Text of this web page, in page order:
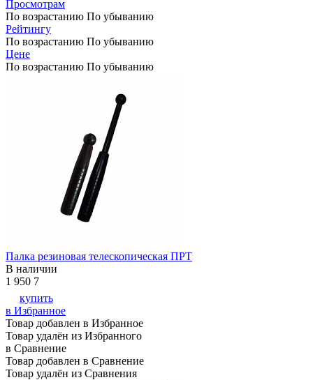
Просмотрам
По возрастанию По убыванию
Рейтингу
По возрастанию По убыванию
Цене
По возрастанию По убыванию
Палка резиновая телескопическая ПРТ
В наличии
1 950 7
купить
в Избранное
Товар добавлен в Избранное
Товар удалён из Избранного
в Сравнение
Товар добавлен в Сравнение
Товар удалён из Сравнения